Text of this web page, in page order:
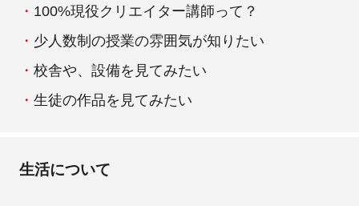
100%現役クリエイター講師って？
少人数制の授業の雰囲気が知りたい
校舎や、設備を見てみたい
生徒の作品を見てみたい
生活について